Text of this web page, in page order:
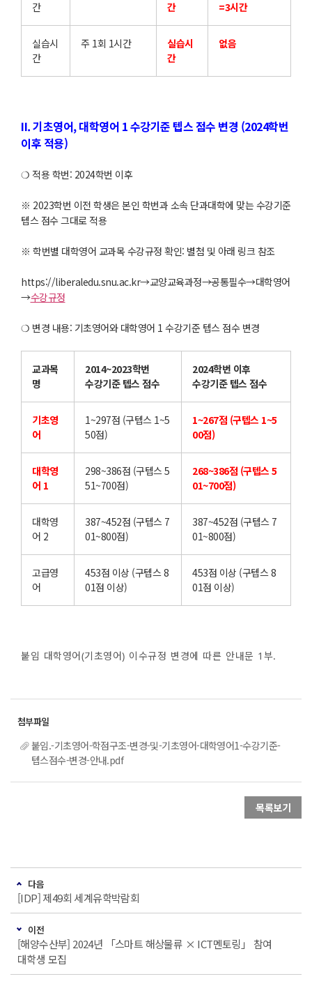
간
간
=3시간
실습시
간
주 1회 1시간
실습시
간
없음
II. 기초영어, 대학영어 1 수강기준 텝스 점수 변경 (2024학번
이후 적용)
❍ 적용 학번: 2024학번 이후
※ 2023학번 이전 학생은 본인 학번과 소속 단과대학에 맞는 수강기준
텝스 점수 그대로 적용
※ 학번별 대학영어 교과목 수강규정 확인: 별첨 및 아래 링크 참조
https://liberaledu.snu.ac.kr→교양교육과정→공통필수→대학영어
→수강규정
❍ 변경 내용: 기초영어와 대학영어 1 수강기준 텝스 점수 변경
교과목
명
2014~2023학번
수강기준 텝스 점수
2024학번 이후
수강기준 텝스 점수
기초영
어
1~297점 (구텝스 1~5
50점)
1~267점 (구텝스 1~5
00점)
대학영
어 1
298~386점 (구텝스 5
51~700점)
268~386점 (구텝스 5
01~700점)
대학영
어 2
387~452점 (구텝스 7
01~800점)
387~452점 (구텝스 7
01~800점)
고급영
어
453점 이상 (구텝스 8
01점 이상)
453점 이상 (구텝스 8
01점 이상)
붙임 대학영어(기초영어) 이수규정 변경에 따른 안내문 1부.
붙임.-기초영어-학점구조-변경-및-기초영어-대학영어1-수강기준-
텝스점수-변경-안내.pdf
목록보기
다음
[IDP] 제49회 세계유학박람회
이전
[해양수산부] 2024년 「스마트 해상물류 × ICT멘토링」 참여
대학생 모집